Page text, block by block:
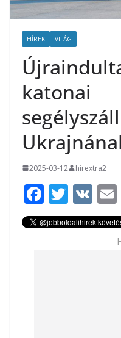
HÍREK VILÁG
katonai
2025-03-12 hirextra2
F
ac
e
T
w
itt
V
K
l